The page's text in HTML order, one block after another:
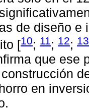
de diseño e
[10; 11; 12; 13
que ese
en